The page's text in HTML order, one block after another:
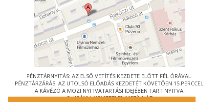
PÉNZTÁRNYITÁS: AZ ELSŐ VETÍTÉS KEZDETE ELŐTT FÉL ÓRÁVAL.
PÉNZTÁRZÁRÁS: AZ UTOLSÓ ELŐADÁS KEZDETÉT KÖVETŐEN 15 PERCCEL.
A KÁVÉZÓ A MOZI NYITVATARTÁSI IDEJÉBEN TART NYITVA.
© URÁNIA NEMZETI FILMSZÍNHÁZ